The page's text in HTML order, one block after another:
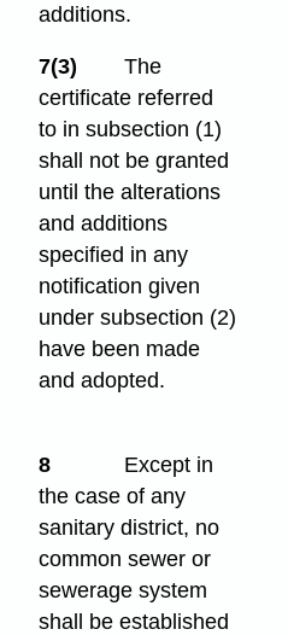
additions.
7(3)
The
certificate referred
to in subsection (1)
shall not be granted
until the alterations
and additions
specified in any
notification given
under subsection (2)
have been made
and adopted.
8
Except in
the case of any
sanitary district, no
common sewer or
sewerage system
shall be established